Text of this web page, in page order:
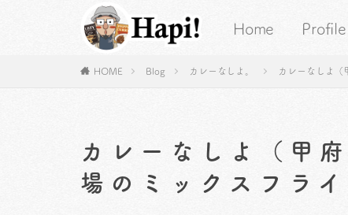
Home Profile
HOME Blog カレーなしよ。 カレーなしよ
カレーなしよ（甲
場のミックスフライ